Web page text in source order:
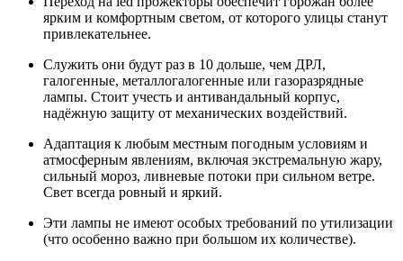
ярким и комфортным светом, от которого улицы станут
привлекательнее.
Служить они будут раз в 10 дольше, чем ДРЛ,
галогенные, металлогалогенные или газоразрядные
лампы. Стоит учесть и антивандальный корпус,
надёжную защиту от механических воздействий.
Адаптация к любым местным погодным условиям и
атмосферным явлениям, включая экстремальную жару,
сильный мороз, ливневые потоки при сильном ветре.
Свет всегда ровный и яркий.
Эти лампы не имеют особых требований по утилизации
(что особенно важно при большом их количестве).